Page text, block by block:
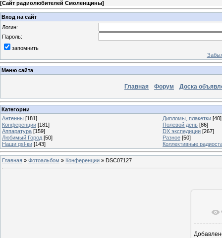
[Сайт радиолюбителей Смоленщины]
Вход на сайт
Логин:
Пароль:
запомнить
Меню сайта
Главная Форум Доска
Категории
Антенны [181] Дипломы, плакетки [40]
Конференции [181] Полевой день [86]
Аппаратура [159] DX экспедиции [267]
Любимый Город [50] Разное [50]
Наши qsl-ки [143] Коллективные
Главная » Фотоальбом » Конференции » DSC07127